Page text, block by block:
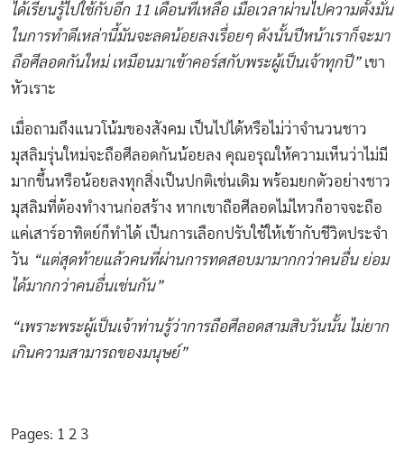
ได้เรียนรู้ไปใช้กับอีก 11 เดือนที่เหลือ เมื่อเวลาผ่านไปความตั้งมั่น
ในการทำดีเหล่านี้มันจะลดน้อยลงเรื่อยๆ ดังนั้นปีหน้าเราก็จะมา
ถือศีลอดกันใหม่ เหมือนมาเข้าคอร์สกับพระผู้เป็นเจ้าทุกปี”เขา
หัวเราะ
เมื่อถามถึงแนวโน้มของสังคม เป็นไปได้หรือไม่ว่าจำนวนชาว
มุสลิมรุ่นใหม่จะถือศีลอดกันน้อยลง คุณอรุณให้ความเห็นว่าไม่มี
มากขึ้นหรือน้อยลงทุกสิ่งเป็นปกติเช่นเดิม พร้อมยกตัวอย่างชาว
มุสลิมที่ต้องทำงานก่อสร้าง หากเขาถือศีลอดไม่ไหวก็อาจจะถือ
แค่เสาร์อาทิตย์ก็ทำได้ เป็นการเลือกปรับใช้ให้เข้ากับชีวิตประจำ
วัน “แต่สุดท้ายแล้วคนที่ผ่านการทดสอบมามากกว่าคนอื่น ย่อม
ได้มากกว่าคนอื่นเช่นกัน”
“เพราะพระผู้เป็นเจ้าท่านรู้ว่าการถือศีลอดสามสิบวันนั้น ไม่ยาก
เกินความสามารถของมนุษย์”
Pages: 1 2 3